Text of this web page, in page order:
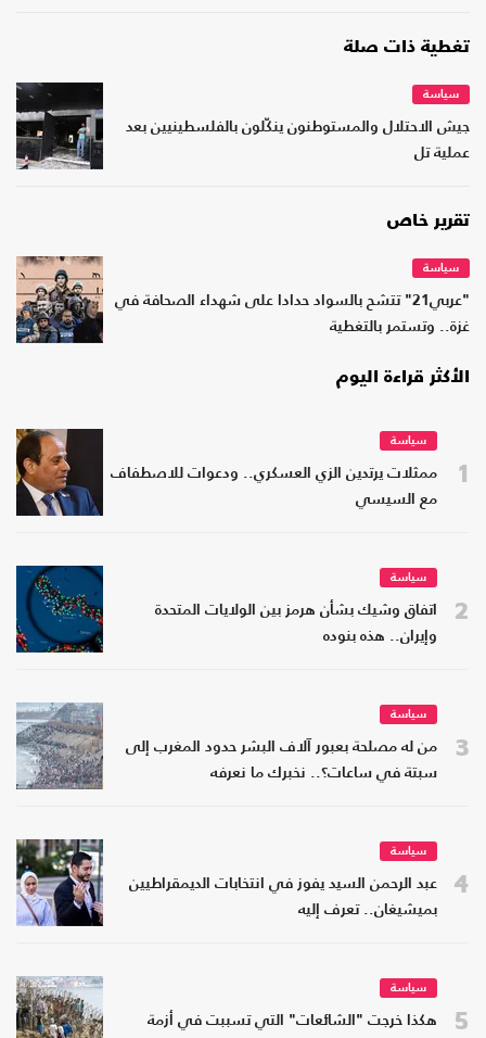
تغطية ذات صلة
سياسة
جيش الاحتلال والمستوطنون ينكّلون بالفلسطينيين بعد
عملية تل
تقرير خاص
سياسة
"عربي21" تتشح بالسواد حدادا على شهداء الصحافة في
غزة.. وتستمر بالتغطية
الأكثر قراءة اليوم
1
سياسة
ممثلات يرتدين الزي العسكري.. ودعوات للاصطفاف
مع السيسي
2
سياسة
اتفاق وشيك بشأن هرمز بين الولايات المتحدة
وإيران.. هذه بنوده
3
سياسة
من له مصلحة بعبور آلاف البشر حدود المغرب إلى
سبتة في ساعات؟.. نخبرك ما نعرفه
4
سياسة
عبد الرحمن السيد يفوز في انتخابات الديمقراطيين
بميشيغان.. تعرف إليه
5
سياسة
هكذا خرجت "الشائعات" التي تسببت في أزمة